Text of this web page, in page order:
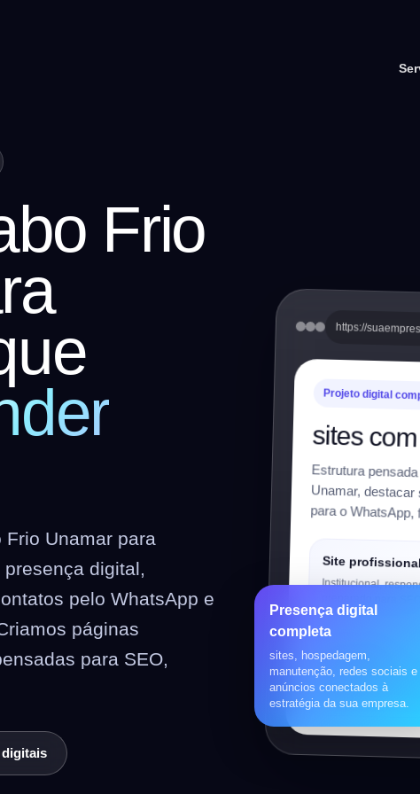
Frio
Frio Unamar para
digital,
pelo WhatsApp e
páginas
para SEO,
digitais
https://
Projeto digital
sites
Estrutura
Unamar, destacar
para o WhatsApp,
Site profissional
Institucional,
Loja virtual
WooCommerce,
pagamentos, frete e
Presença digital
completa
sites, hospedagem,
manutenção, redes sociais e
anúncios conectados à
estratégia da sua empresa.